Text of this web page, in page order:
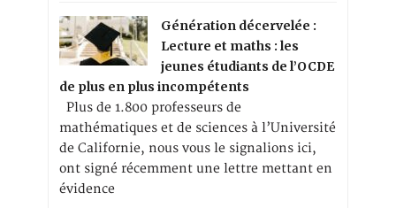
Génération décervelée :
Lecture et maths : les
jeunes étudiants de l’OCDE
de plus en plus incompétents
Plus de 1.800 professeurs de
mathématiques et de sciences à l’Université
de Californie, nous vous le signalions ici,
ont signé récemment une lettre mettant en
évidence